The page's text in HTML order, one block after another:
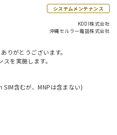
システムメンテナンス
KDDI株式会社
沖縄セルラー電話株式会社
りがとうございます。
を実施します。
含むが、MNPは含まない)